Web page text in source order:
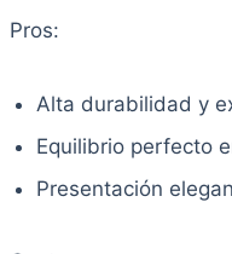
Pros:
Alta durabilidad y
Equilibrio perfecto
Presentación